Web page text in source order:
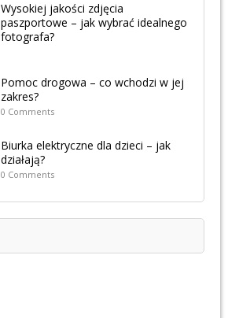
Wysokiej jakości zdjęcia
paszportowe – jak wybrać idealnego
fotografa?
Pomoc drogowa – co wchodzi w jej
zakres?
0 Comments
Biurka elektryczne dla dzieci – jak
działają?
0 Comments